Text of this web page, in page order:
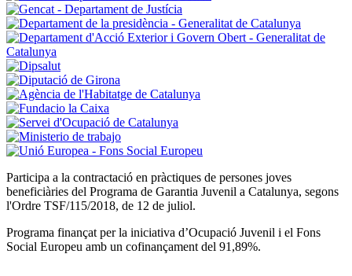
Participa a la contractació en pràctiques de persones joves
beneficiàries del Programa de Garantia Juvenil a Catalunya, segons
l'Ordre TSF/115/2018, de 12 de juliol.
Programa finançat per la iniciativa d’Ocupació Juvenil i el Fons
Social Europeu amb un cofinançament del 91,89%.